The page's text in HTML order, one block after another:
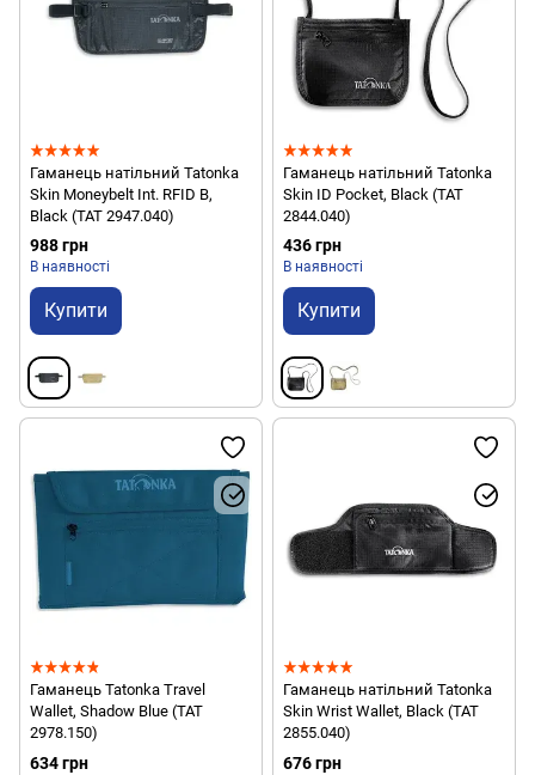
Гаманець натільний Tatonka
Skin Moneybelt Int. RFID B,
Black (TAT 2947.040)
988 грн
В наявності
Купити
Гаманець натільний Tatonka
Skin ID Pocket, Black (TAT
2844.040)
436 грн
В наявності
Купити
Гаманець Tatonka Travel
Wallet, Shadow Blue (TAT
2978.150)
634 грн
Гаманець натільний Tatonka
Skin Wrist Wallet, Black (TAT
2855.040)
676 грн